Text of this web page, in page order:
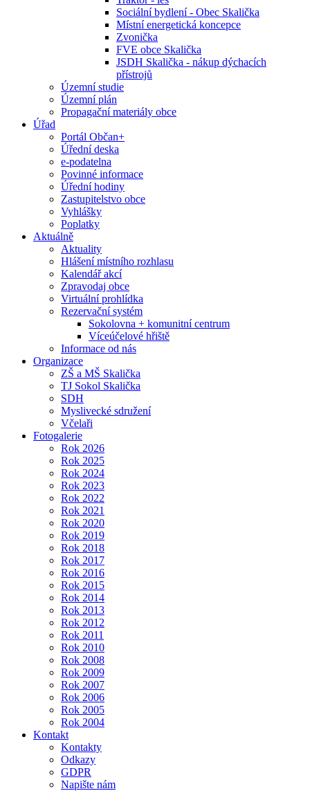
Sociální bydlení - Obec Skalička
Místní energetická koncepce
Zvonička
FVE obce Skalička
JSDH Skalička - nákup dýchacích
přístrojů
Územní studie
Územní plán
Propagační materiály obce
Úřad
Portál Občan+
Úřední deska
e-podatelna
Povinné informace
Úřední hodiny
Zastupitelstvo obce
Vyhlášky
Poplatky
Aktuálně
Aktuality
Hlášení místního rozhlasu
Kalendář akcí
Zpravodaj obce
Virtuální prohlídka
Rezervační systém
Sokolovna + komunitní centrum
Víceúčelové hřiště
Informace od nás
Organizace
ZŠ a MŠ Skalička
TJ Sokol Skalička
SDH
Myslivecké sdružení
Včelaři
Fotogalerie
Rok 2026
Rok 2025
Rok 2024
Rok 2023
Rok 2022
Rok 2021
Rok 2020
Rok 2019
Rok 2018
Rok 2017
Rok 2016
Rok 2015
Rok 2014
Rok 2013
Rok 2012
Rok 2011
Rok 2010
Rok 2008
Rok 2009
Rok 2007
Rok 2006
Rok 2005
Rok 2004
Kontakt
Kontakty
Odkazy
GDPR
Napište nám